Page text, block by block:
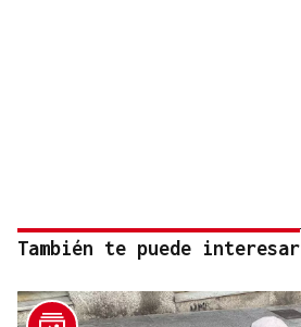
También te puede interesar